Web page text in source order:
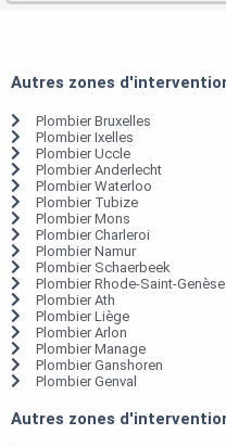
Autres zones
Plombier Bruxelles
Plombier Ixelles
Plombier Uccle
Plombier Anderlecht
Plombier Waterloo
Plombier Tubize
Plombier Mons
Plombier Charleroi
Plombier Namur
Plombier Schaerbeek
Plombier Rhode-Saint-Genèse
Plombier Ath
Plombier Liège
Plombier Arlon
Plombier Manage
Plombier Ganshoren
Plombier Genval
Autres zones